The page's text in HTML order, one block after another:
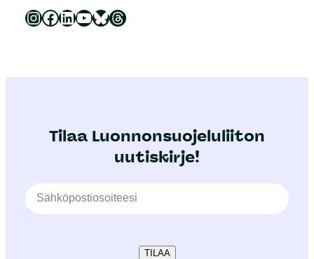
Luonnonsuojeluliitto Instagramissa Luonnonsuojeluliitto Facebookissa Luonnonsuojeluliitto LinkedInissä Luonnonsuojeluliiton YouTube-kanava Luonnonsuojeluliitto Blueskyssa Luonnonsuojeluliitto Threadsissa
Tilaa Luonnonsuojeluliiton
uutiskirje!
TILAA